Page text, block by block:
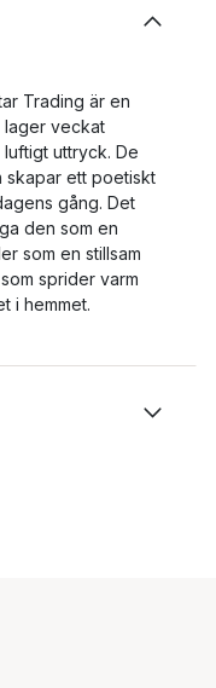
Trading är en
lager veckat
uttryck. De
skapar ett poetiskt
gång. Det
den som en
som en stillsam
sprider varm
i hemmet.